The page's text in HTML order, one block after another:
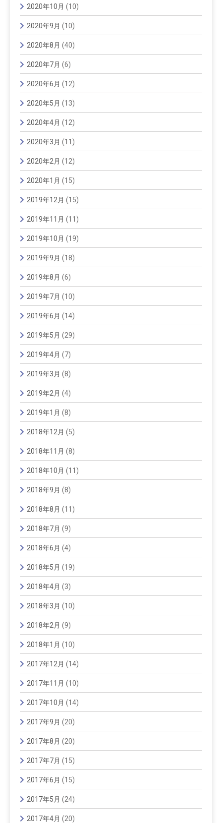
2020年10月 (10)
2020年9月 (10)
2020年8月 (40)
2020年7月 (6)
2020年6月 (12)
2020年5月 (13)
2020年4月 (12)
2020年3月 (11)
2020年2月 (12)
2020年1月 (15)
2019年12月 (15)
2019年11月 (11)
2019年10月 (19)
2019年9月 (18)
2019年8月 (6)
2019年7月 (10)
2019年6月 (14)
2019年5月 (29)
2019年4月 (7)
2019年3月 (8)
2019年2月 (4)
2019年1月 (8)
2018年12月 (5)
2018年11月 (8)
2018年10月 (11)
2018年9月 (8)
2018年8月 (11)
2018年7月 (9)
2018年6月 (4)
2018年5月 (19)
2018年4月 (3)
2018年3月 (10)
2018年2月 (9)
2018年1月 (10)
2017年12月 (14)
2017年11月 (10)
2017年10月 (14)
2017年9月 (20)
2017年8月 (20)
2017年7月 (15)
2017年6月 (15)
2017年5月 (24)
2017年4月 (20)